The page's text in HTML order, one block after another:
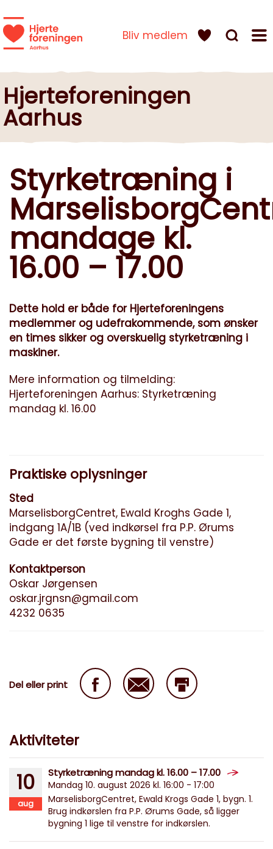
Bliv medlem
Hjerteforeningen
Aarhus
Styrketræning i
mandage kl.
16.00 – 17.00
Dette hold er både for Hjerteforeningens
medlemmer og udefrakommende, som ønsker
en times sikker og overskuelig styrketræning i
maskiner.
Mere information og tilmelding:
Hjerteforeningen Aarhus: Styrketræning
mandag kl. 16.00
Praktiske oplysninger
Sted
MarselisborgCentret, Ewald Kroghs Gade 1,
indgang 1A/1B (ved indkørsel fra P.P. Ørums
Gade er det første bygning til venstre)
Kontaktperson
Oskar Jørgensen
oskar.jrgnsn@gmail.com
4232 0635
Del eller print
Aktiviteter
10
aug
Styrketræning mandag kl. 16.00 – 17.00
Mandag 10. august 2026 kl. 16:00 - 17:00
MarselisborgCentret, Ewald Krogs Gade 1, bygn. 1.
Brug indkørslen fra P.P. Ørums Gade, så ligger
bygning 1 lige til venstre for indkørslen.